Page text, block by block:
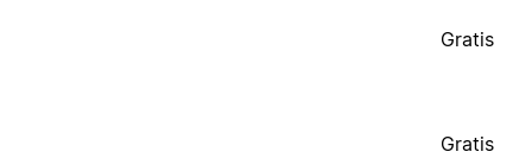
Gratis
Gratis